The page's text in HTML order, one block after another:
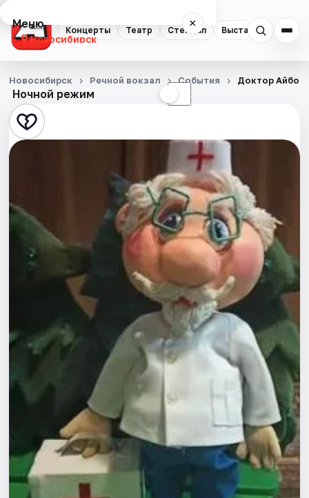
Концерты Театр Стендап Выставки
Меню ×
Новосибирск
Концерты
Театр
Стендап
Квесты
Экскурсии
Спорт
Города
Рейтинги
Ночной режим ☾
Новосибирск Речной вокзал События Доктор